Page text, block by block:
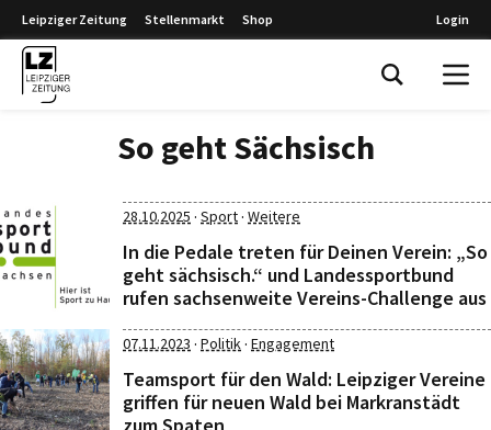
Leipziger Zeitung Stellenmarkt Shop Login
So geht Sächsisch
28.10.2025 · Sport· Weitere
In die Pedale treten für Deinen Verein: „So
geht sächsisch.“ und Landessportbund
rufen sachsenweite Vereins-Challenge aus
07.11.2023 · Politik· Engagement
Teamsport für den Wald: Leipziger Vereine
griffen für neuen Wald bei Markranstädt